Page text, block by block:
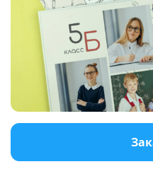
Полиграфия
Услуги и сервис
Магазин